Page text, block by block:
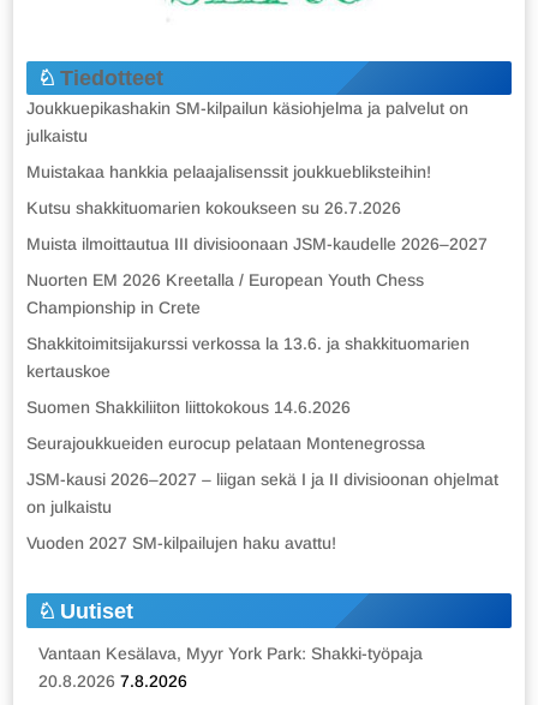
Tiedotteet
Joukkuepikashakin SM-kilpailun käsiohjelma ja palvelut on
julkaistu
Muistakaa hankkia pelaajalisenssit joukkuebliksteihin!
Kutsu shakkituomarien kokoukseen su 26.7.2026
Muista ilmoittautua III divisioonaan JSM-kaudelle 2026–2027
Nuorten EM 2026 Kreetalla / European Youth Chess
Championship in Crete
Shakkitoimitsijakurssi verkossa la 13.6. ja shakkituomarien
kertauskoe
Suomen Shakkiliiton liittokokous 14.6.2026
Seurajoukkueiden eurocup pelataan Montenegrossa
JSM-kausi 2026–2027 – liigan sekä I ja II divisioonan ohjelmat
on julkaistu
Vuoden 2027 SM-kilpailujen haku avattu!
Uutiset
Vantaan Kesälava, Myyr York Park: Shakki-työpaja
20.8.2026 7.8.2026